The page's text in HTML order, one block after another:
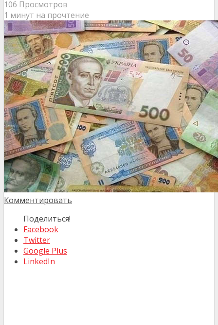
106 Просмотров
1 минут на прочтение
Комментировать
Поделиться!
Facebook
Twitter
Google Plus
LinkedIn